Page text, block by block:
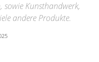
sowie Kunsthandwerk,
andere Produkte.